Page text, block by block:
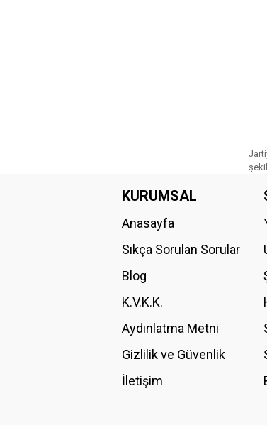
KURUMSAL
Anasayfa
Sıkça Sorulan Sorular
Blog
K.V.K.K.
Aydınlatma Metni
Gizlilik ve Güvenlik
İletişim